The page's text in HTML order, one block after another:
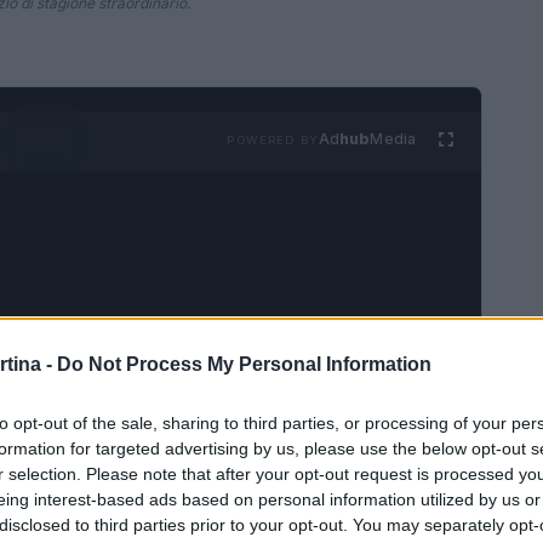
- Do Not Process My Personal Information
opt-out of the sale, sharing to third parties, or processing of your
for targeted advertising by us, please use the below opt-out
selection. Please note that after your opt-out request is processed
interest-based ads based on personal information utilized by us
to third parties prior to your opt-out. You may separately
AdhubMedia
della stagione
grande acuto per l’Italia del fondo, grazie a
la vittoria nella 10 km a skating.
ma rappresenta anche un segnale